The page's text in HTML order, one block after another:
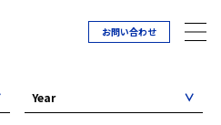
お問い合わせ
Year